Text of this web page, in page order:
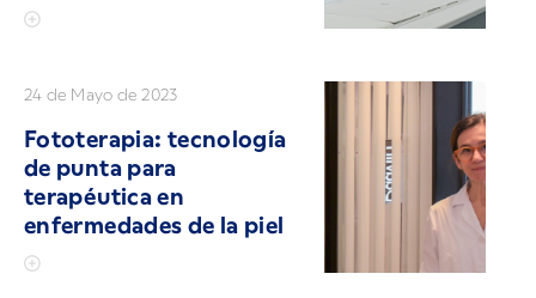
24 de Mayo de 2023
Fototerapia: tecnología
de punta para
terapéutica en
enfermedades de la piel